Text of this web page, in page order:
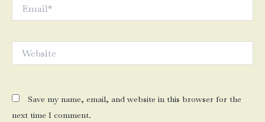
Save my name, email, and website in this browser for the
next time I comment.